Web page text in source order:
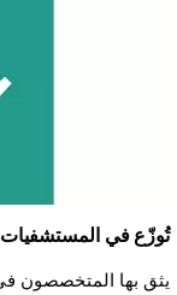
تُوزّع في المستشفيات
يثق بها المتخصصون